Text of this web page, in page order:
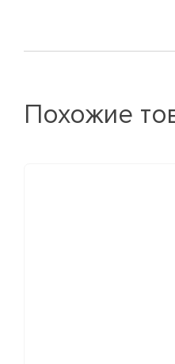
Похожие